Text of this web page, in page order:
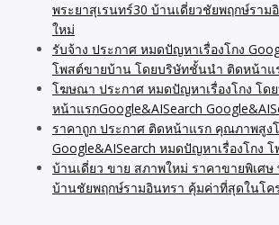
พระยาสุเรนทร์30 บ้านเดี่ยวชัยพฤกษ์ราม
ใหม่
รับจ้าง ประกาศ หมดปัญหาเรื่องโกง
โพสต์ขายบ้าน โดยบริษัทชั้นนำ ติดหน้าแ
โฆษณา ประกาศ หมดปัญหาเรื่องโกง โด
หน้าแรกGoogle&AISearch
ราคาถูก ประกาศ ติดหน้าแรก คุณภาพสูง
Google&AISearch หมดปัญหาเรื่องโกง
บ้านเดี่ยว ขาย สภาพใหม่ ราคาขายพิเศษ
บ้านชัยพฤกษ์รามอินทรา คุ้มค่าที่สุดในโค